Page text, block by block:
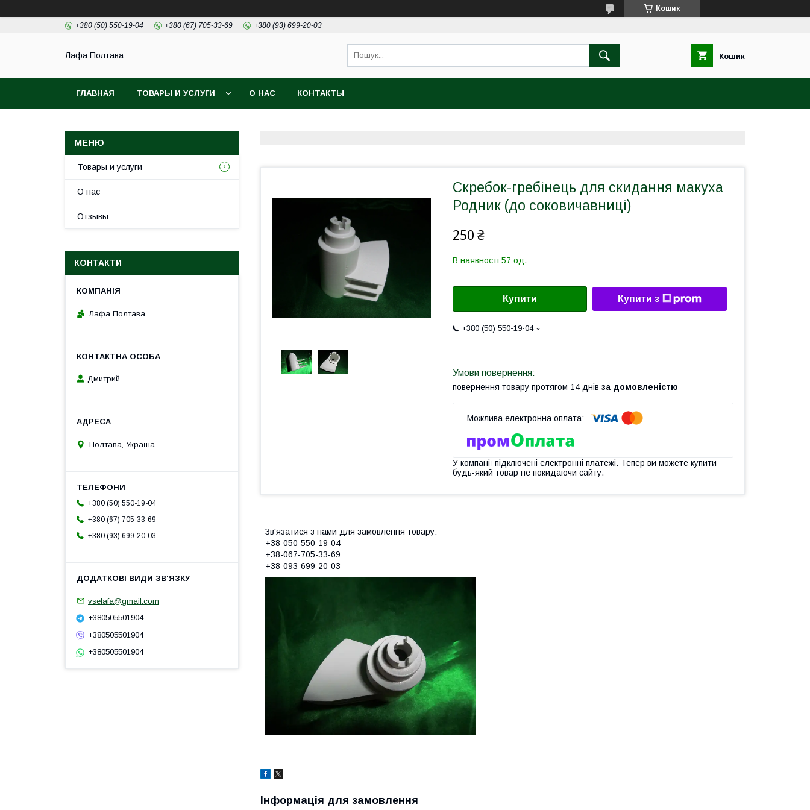
Кошик
+380 (50) 550-19-04 +380 (67) 705-33-69 +380 (93) 699-20-03
Лафа Полтава Кошик
ГЛАВНАЯ ТОВАРЫ И УСЛУГИ О НАС КОНТАКТЫ
Скребок-гребінець для скидання макуха
Родник (до соковичавниці)
250 ₴
В наявності 57 од.
Купити Купити з
+380 (50) 550-19-04
повернення товару протягом 14 днів за домовленістю
У компанії підключені електронні платежі. Тепер ви можете купити
будь-який товар не покидаючи сайту.
Зв'язатися з нами для замовлення товару:
+38-050-550-19-04
+38-067-705-33-69
+38-093-699-20-03
Інформація для замовлення
Товары и услуги
О нас
Отзывы
КОНТАКТИ
Лафа Полтава
Дмитрий
Полтава, Україна
+380 (50) 550-19-04
+380 (67) 705-33-69
+380 (93) 699-20-03
vselafa@gmail.com
+380505501904
+380505501904
+380505501904